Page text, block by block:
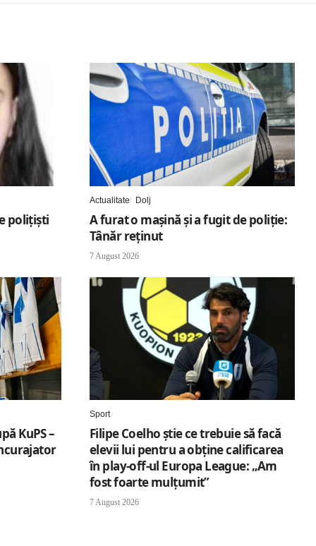
polițiști
Actualitate Dolj
A furat o mașină și a fugit de poliție:
Tânăr reținut
7 August 2026
KuPS –
Sport
Filipe Coelho știe ce trebuie să facă
elevii lui pentru a obține calificarea
în play-off-ul Europa League: „Am
fost foarte mulțumit”
7 August 2026